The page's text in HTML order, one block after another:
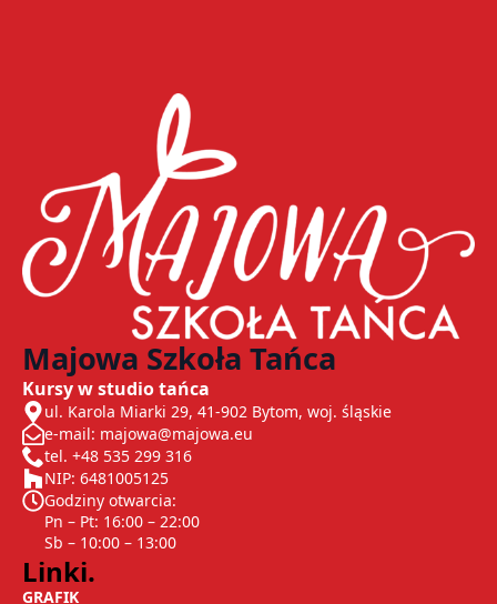
Majowa Szkoła Tańca
Kursy w studio tańca
ul. Karola Miarki 29, 41-902 Bytom, woj. śląskie
e-mail: majowa@majowa.eu
tel. +48 535 299 316
NIP: 6481005125
Godziny otwarcia:
Pn – Pt: 16:00 – 22:00
Sb – 10:00 – 13:00
Linki.
GRAFIK